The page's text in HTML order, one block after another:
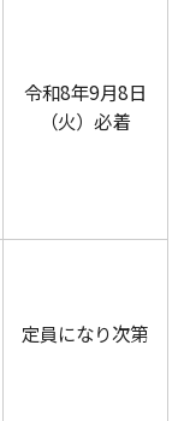
令和8年9月8日
（火）必着
定員になり次第